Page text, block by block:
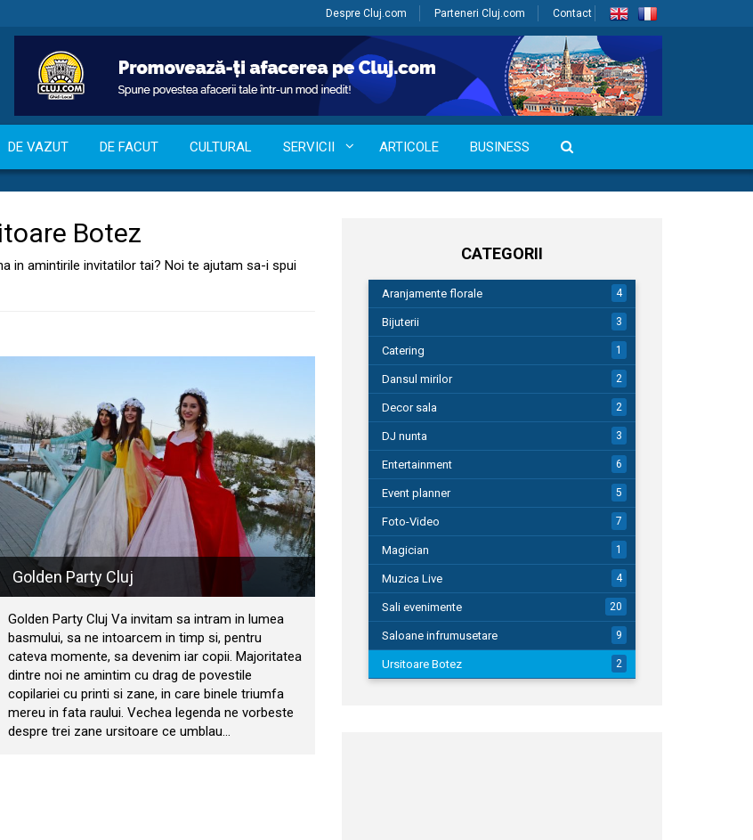
Despre Cluj.com Parteneri Cluj.com Contact
DE VAZUT DE FACUT CULTURAL SERVICII ARTICOLE BUSINESS
Botez
in amintirile invitatilor tai? Noi te ajutam sa-i spui
Golden Party Cluj
Golden Party Cluj Va invitam sa intram in lumea
basmului, sa ne intoarcem in timp si, pentru
cateva momente, sa devenim iar copii. Majoritatea
dintre noi ne amintim cu drag de povestile
copilariei cu printi si zane, in care binele triumfa
mereu in fata raului. Vechea legenda ne vorbeste
despre trei zane ursitoare ce umblau…
CATEGORII
Aranjamente florale 4
Bijuterii 3
Catering 1
Dansul mirilor 2
Decor sala 2
DJ nunta 3
Entertainment 6
Event planner 5
Foto-Video 7
Magician 1
Muzica Live 4
Sali evenimente 20
Saloane infrumusetare 9
Ursitoare Botez 2